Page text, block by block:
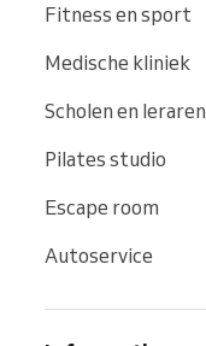
Fitness en sport
Medische kliniek
Scholen en leraren
Pilates studio
Escape room
Autoservice